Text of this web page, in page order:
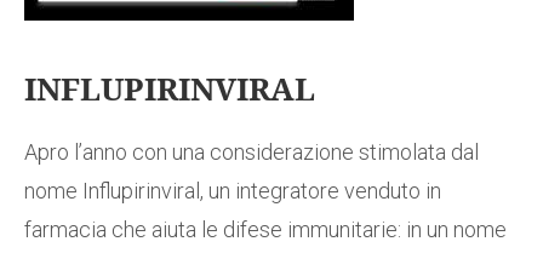
INFLUPIRINVIRAL
Apro l’anno con una considerazione stimolata dal
nome Influpirinviral, un integratore venduto in
farmacia che aiuta le difese immunitarie: in un nome